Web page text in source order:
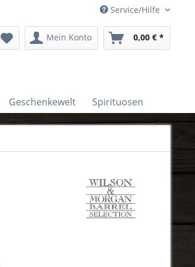
Service/Hilfe
Mein Konto 0,00 € *
Geschenkewelt Spirituosen